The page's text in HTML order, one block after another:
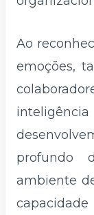
Ao
emoções,
profundo
ambiente